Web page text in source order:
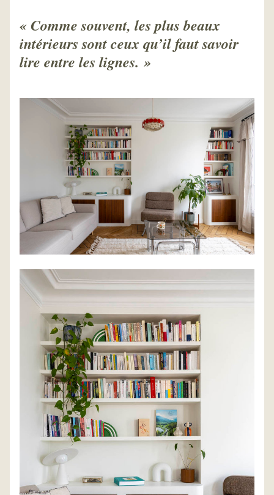
« Comme souvent, les plus beaux
intérieurs sont ceux qu’il faut savoir
lire entre les lignes. »